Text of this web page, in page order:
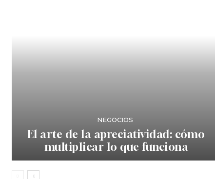
NEGOCIOS
El arte de la apreciatividad: cómo
multiplicar lo que funciona